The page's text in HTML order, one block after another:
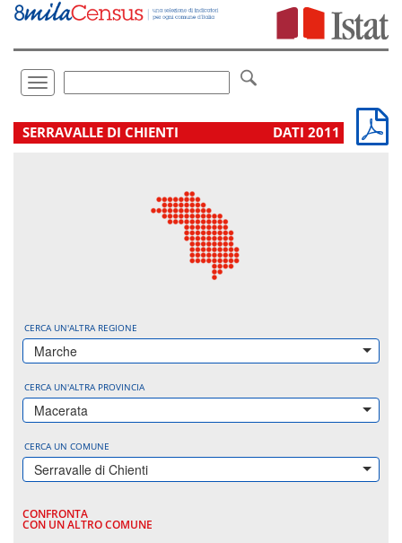
Vai
direttamente
Toggle
navigation
.
SERRAVALLE DI CHIENTI DATI 2011
CERCA UN'ALTRA REGIONE
Marche
CERCA UN'ALTRA PROVINCIA
Macerata
CERCA UN COMUNE
Serravalle di Chienti
CONFRONTA
CON UN ALTRO COMUNE